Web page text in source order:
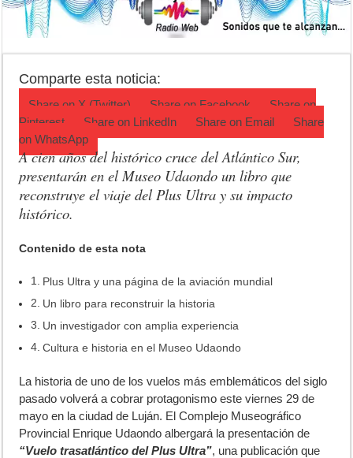
Detuvieron a la mujer que acompañaba al acusado de balear a un
El pronóstico anticipa una semana que cambiará de golpe en la
Comparte esta noticia:
Share on X (Twitter) Share on Facebook
Share on
Pinterest
Share on LinkedIn Share on Email
Share
onWhatsApp
A cien años del histórico cruce del Atlántico Sur,
presentarán en el Museo Udaondo un libro que
reconstruye el viaje del Plus Ultra y su impacto
histórico.
Contenido de esta nota
Plus Ultra y una página de la aviación mundial
Un libro para reconstruir la historia
Un investigador con amplia experiencia
Cultura e historia en el Museo Udaondo
La historia de uno de los vuelos más emblemáticos del siglo
pasado volverá a cobrar protagonismo este viernes 29 de
mayo en la ciudad de Luján. El Complejo Museográfico
Provincial Enrique Udaondo albergará la presentación de
“Vuelo trasatlántico del Plus Ultra”, una publicación que